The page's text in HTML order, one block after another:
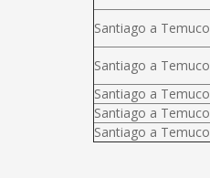
Santiago a Temuco
Santiago a Temuco
Santiago a Temuco
Santiago a Temuco
Santiago a Temuco